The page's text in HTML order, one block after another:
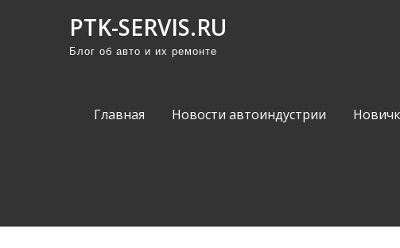
PTK-SERVIS.RU
Блог об авто и их ремонте
Главная Новости автоиндустрии